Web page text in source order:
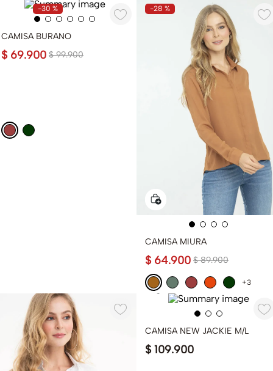
-30 %
CAMISA BURANO
$ 99.900
$ 69.900
-28 %
CAMISA MIURA
$ 89.900
$ 64.900
+3
CAMISA NEW JACKIE M/L
$ 109.900